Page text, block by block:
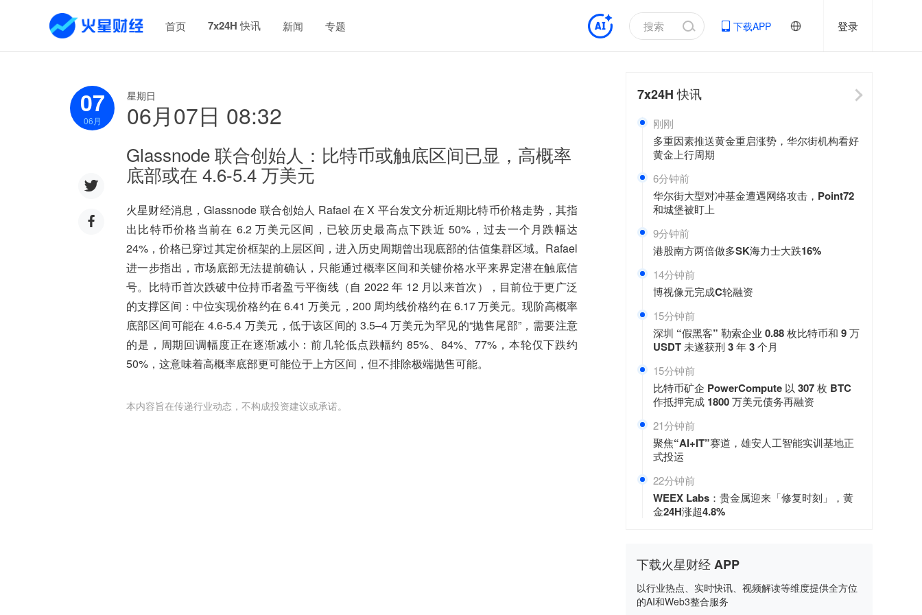
首页 7x24H 快讯 新闻 专题 下载APP 登录
07
06月
星期日
06月07日 08:32
Glassnode 联合创始人：比特币或触底区间已显，高概率
底部或在 4.6-5.4 万美元
火星财经消息，Glassnode 联合创始人 Rafael 在 X 平台发文分析近期比特币价格走势，其指
出比特币价格当前在 6.2 万美元区间，已较历史最高点下跌近 50%，过去一个月跌幅达
24%，价格已穿过其定价框架的上层区间，进入历史周期曾出现底部的估值集群区域。Rafael
进一步指出，市场底部无法提前确认，只能通过概率区间和关键价格水平来界定潜在触底信
号。比特币首次跌破中位持币者盈亏平衡线（自 2022 年 12 月以来首次），目前位于更广泛
的支撑区间：中位实现价格约在 6.41 万美元，200 周均线价格约在 6.17 万美元。现阶高概率
底部区间可能在 4.6-5.4 万美元，低于该区间的 3.5–4 万美元为罕见的“抛售尾部”，需要注意
的是，周期回调幅度正在逐渐减小：前几轮低点跌幅约 85%、84%、77%，本轮仅下跌约
50%，这意味着高概率底部更可能位于上方区间，但不排除极端抛售可能。
本内容旨在传递行业动态，不构成投资建议或承诺。
7x24H快讯
刚刚
多重因素推送黄金重启涨势，华尔街机构看好
黄金上行周期
6分钟前
华尔街大型对冲基金遭遇网络攻击，Point72
和城堡被盯上
9分钟前
港股南方两倍做多SK海力士大跌16%
14分钟前
博视像元完成C轮融资
15分钟前
深圳 “假黑客” 勒索企业 0.88 枚比特币和 9 万
USDT 未遂获刑 3 年 3 个月
15分钟前
比特币矿企 PowerCompute 以 307 枚 BTC
作抵押完成 1800 万美元债务再融资
21分钟前
聚焦“AI+IT”赛道，雄安人工智能实训基地正
式投运
22分钟前
WEEX Labs：贵金属迎来「修复时刻」，黄
金24H涨超4.8%
下载火星财经 APP
以行业热点、实时快讯、视频解读等维度提供全方位
的AI和Web3整合服务